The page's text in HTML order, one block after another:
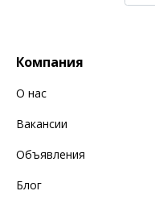
Компания
О нас
Вакансии
Объявления
Блог